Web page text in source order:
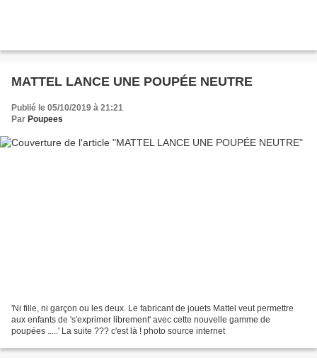
MATTEL LANCE UNE POUPÉE NEUTRE
Publié le 05/10/2019 à 21:21
Par Poupees
'Ni fille, ni garçon ou les deux. Le fabricant de jouets Mattel veut permettre
aux enfants de 's'exprimer librement' avec cette nouvelle gamme de
poupées .....' La suite ??? c'est là ! photo source internet